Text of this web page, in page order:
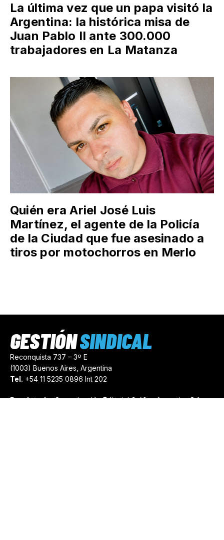
La última vez que un papa visitó la
Argentina: la histórica misa de
Juan Pablo II ante 300.000
trabajadores en La Matanza
Quién era Ariel José Luis
Martínez, el agente de la Policía
de la Ciudad que fue asesinado a
tiros por motochorros en Merlo
Reconquista 737 – 3º E
(1003) Buenos Aires, Argentina
Tel. +54 11 5235 0896 Int 202
Propietario:Comunicación Editorial Gráfica Argentina S.A.
GESTIÓNSINDICAL